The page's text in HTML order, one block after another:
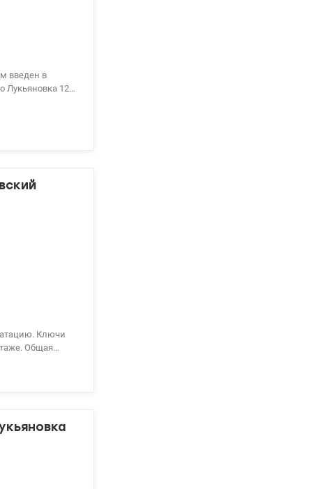
Лукьяновка 12-
Общая